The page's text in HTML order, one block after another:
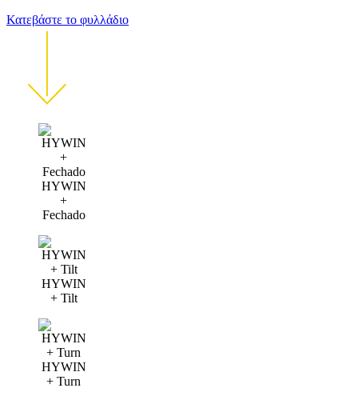
Κατεβάστε το φυλλάδιο
HYWIN
+
Fechado
HYWIN
+ Tilt
HYWIN
+ Turn